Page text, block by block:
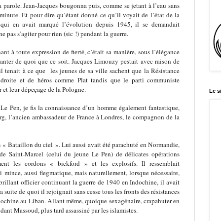
Jean-Jacques bougonna puis, comme se jetant à l’eau sans
Et pour dire qu’étant donné ce qu’il voyait de l’état de la
en avait marqué l’évolution depuis 1945, il se demandait
pas s’agiter pour rien (sic !) pendant la guerre.
à toute expression de fierté, c’était sa manière, sous l’élégance
de quoi que ce soit. Jacques Limouzy pestait avec raison de
tenait à ce que les jeunes de sa ville sachent que la Résistance
et de héros comme Plat tandis que le parti communiste
leur dépeçage de la Pologne.
Pen, je fis la connaissance d’un homme également fantastique,
l’ancien ambassadeur de France à Londres, le compagnon de la
Bataillon du ciel ». Lui aussi avait été parachuté en Normandie,
Saint-Marcel (celui du jeune Le Pen) de délicates opérations
les cordons « bickford » et les explosifs. Il ressemblait
aussi flegmatique, mais naturellement, lorsque nécessaire,
officier continuant la guerre de 1940 en Indochine, il avait
de quoi il rejoignait sans cesse tous les fronts des résistances
au Liban. Allant même, quoique sexagénaire, crapahuter en
Massoud, plus tard assassiné par les islamistes.
Le